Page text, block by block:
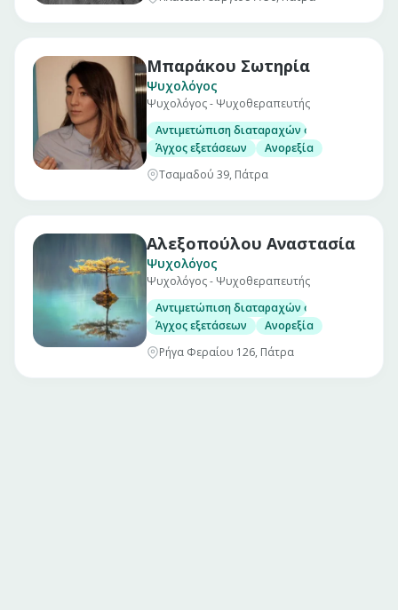
Μπαράκου Σωτηρία
Ψυχολόγος
Ψυχολόγος - Ψυχοθεραπευτής
Αντιμετώπιση διαταραχών όπως
Άγχος εξετάσεων
Ανορεξία
Τσαμαδού 39, Πάτρα
Αλεξοπούλου Αναστασία
Ψυχολόγος
Ψυχολόγος - Ψυχοθεραπευτής
Αντιμετώπιση διαταραχών όπως
Άγχος εξετάσεων
Ανορεξία
Ρήγα Φεραίου 126, Πάτρα